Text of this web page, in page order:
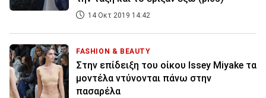
14 Οκτ 2019 14:42
FASHION & BEAUTY
Στην επίδειξη του οίκου Issey Miyake τα
μοντέλα ντύνονται πάνω στην
πασαρέλα